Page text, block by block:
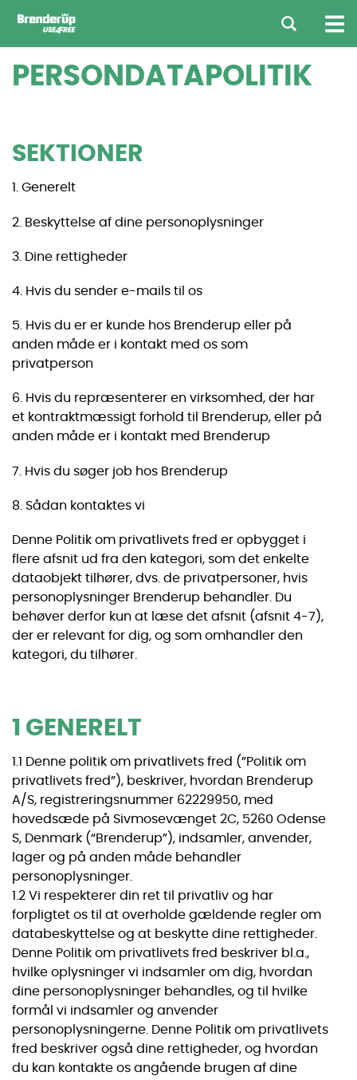
PERSONDATAPOLITIK
SEKTIONER
1. Generelt
2. Beskyttelse af dine personoplysninger
3. Dine rettigheder
4. Hvis du sender e-mails til os
5. Hvis du er er kunde hos Brenderup eller på
anden måde er i kontakt med os som
privatperson
6. Hvis du repræsenterer en virksomhed, der har
et kontraktmæssigt forhold til Brenderup, eller på
anden måde er i kontakt med Brenderup
7. Hvis du søger job hos Brenderup
8. Sådan kontaktes vi
Denne Politik om privatlivets fred er opbygget i
flere afsnit ud fra den kategori, som det enkelte
dataobjekt tilhører, dvs. de privatpersoner, hvis
personoplysninger Brenderup behandler. Du
behøver derfor kun at læse det afsnit (afsnit 4-7),
der er relevant for dig, og som omhandler den
kategori, du tilhører.
1 GENERELT
1.1 Denne politik om privatlivets fred (”Politik om
privatlivets fred”), beskriver, hvordan Brenderup
A/S, registreringsnummer 62229950, med
hovedsæde på Sivmosevænget 2C, 5260 Odense
S, Denmark (“Brenderup”), indsamler, anvender,
lager og på anden måde behandler
personoplysninger.
1.2 Vi respekterer din ret til privatliv og har
forpligtet os til at overholde gældende regler om
databeskyttelse og at beskytte dine rettigheder.
Denne Politik om privatlivets fred beskriver bl.a.,
hvilke oplysninger vi indsamler om dig, hvordan
dine personoplysninger behandles, og til hvilke
formål vi indsamler og anvender
personoplysningerne. Denne Politik om privatlivets
fred beskriver også dine rettigheder, og hvordan
du kan kontakte os angående brugen af dine